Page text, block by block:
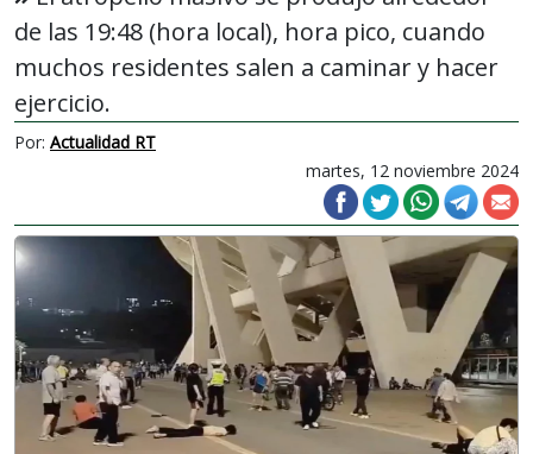
de las 19:48 (hora local), hora pico, cuando
muchos residentes salen a caminar y hacer
ejercicio.
Por: Actualidad RT
martes, 12 noviembre 2024